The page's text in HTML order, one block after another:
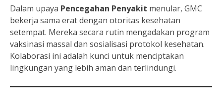
Dalam upaya Pencegahan Penyakit menular, GMC
bekerja sama erat dengan otoritas kesehatan
setempat. Mereka secara rutin mengadakan program
vaksinasi massal dan sosialisasi protokol kesehatan.
Kolaborasi ini adalah kunci untuk menciptakan
lingkungan yang lebih aman dan terlindungi.